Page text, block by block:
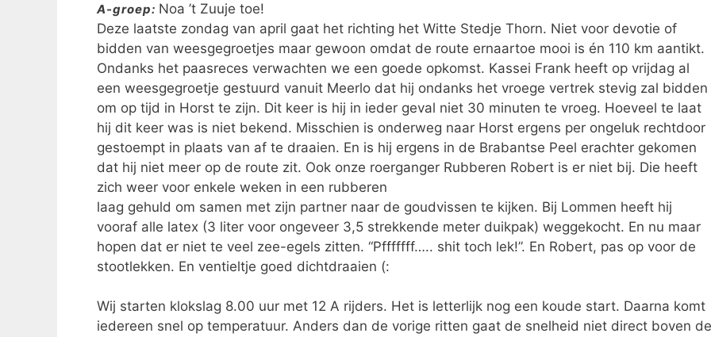
A-groep: Noa ’t Zuuje toe!
Deze laatste zondag van april gaat het richting het Witte Stedje Thorn. Niet voor devotie of
bidden van weesgegroetjes maar gewoon omdat de route ernaartoe mooi is én 110 km aantikt.
Ondanks het paasreces verwachten we een goede opkomst. Kassei Frank heeft op vrijdag al
een weesgegroetje gestuurd vanuit Meerlo dat hij ondanks het vroege vertrek stevig zal bidden
om op tijd in Horst te zijn. Dit keer is hij in ieder geval niet 30 minuten te vroeg. Hoeveel te laat
hij dit keer was is niet bekend. Misschien is onderweg naar Horst ergens per ongeluk rechtdoor
gestoempt in plaats van af te draaien. En is hij ergens in de Brabantse Peel erachter gekomen
dat hij niet meer op de route zit. Ook onze roerganger Rubberen Robert is er niet bij. Die heeft
zich weer voor enkele weken in een rubberen
laag gehuld om samen met zijn partner naar de goudvissen te kijken. Bij Lommen heeft hij
vooraf alle latex (3 liter voor ongeveer 3,5 strekkende meter duikpak) weggekocht. En nu maar
hopen dat er niet te veel zee-egels zitten. “Pfffffff….. shit toch lek!”. En Robert, pas op voor de
stootlekken. En ventieltje goed dichtdraaien (:
Wij starten klokslag 8.00 uur met 12 A rijders. Het is letterlijk nog een koude start. Daarna komt
iedereen snel op temperatuur. Anders dan de vorige ritten gaat de snelheid niet direct boven de